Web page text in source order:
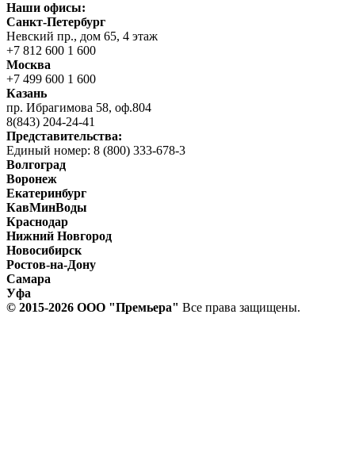
Наши офисы:
Санкт-Петербург
Невский пр., дом 65, 4 этаж
+7 812 600 1 600
Москва
+7 499 600 1 600
Казань
пр. Ибрагимова 58, оф.804
8(843) 204-24-41
Представительства:
Единый номер: 8 (800) 333-678-3
Волгоград
Воронеж
Екатеринбург
КавМинВоды
Краснодар
Нижний Новгород
Новосибирск
Ростов-на-Дону
Самара
Уфа
© 2015-2026 ООО "Прeмьера" Все права защищены.